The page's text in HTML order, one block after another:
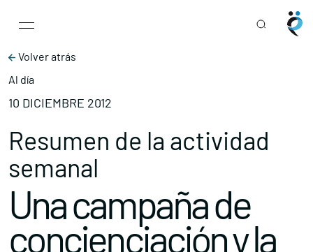
Main Navigation
Volver atrás
Al día
10 DICIEMBRE 2012
Resumen de la actividad
semanal
Una campaña de
concienciación y la